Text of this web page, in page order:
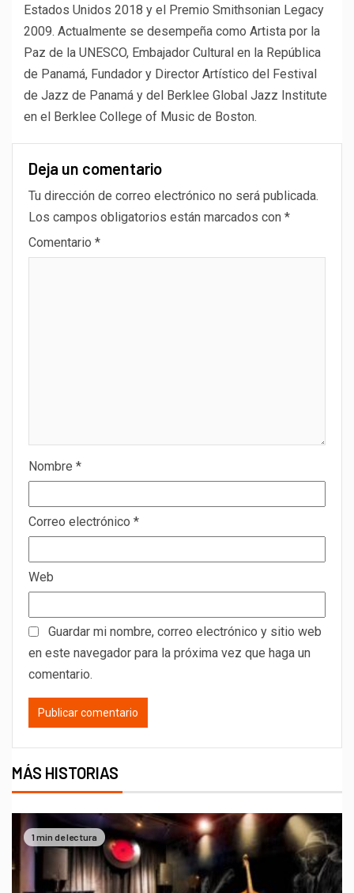
Estados Unidos 2018 y el Premio Smithsonian Legacy
2009. Actualmente se desempeña como Artista por la
Paz de la UNESCO, Embajador Cultural en la República
de Panamá, Fundador y Director Artístico del Festival
de Jazz de Panamá y del Berklee Global Jazz Institute
en el Berklee College of Music de Boston.
Deja un comentario
Tu dirección de correo electrónico no será publicada.
Los campos obligatorios están marcados con *
Comentario *
Nombre *
Correo electrónico *
Web
Guardar mi nombre, correo electrónico y sitio web
en este navegador para la próxima vez que haga un
comentario.
MÁS HISTORIAS
1 min de lectura